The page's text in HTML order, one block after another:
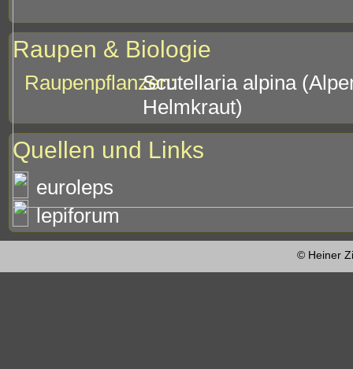
Raupen & Biologie
Raupenpflanzen:Scutellaria alpina
Helmkraut)
Quellen und Links
euroleps
lepiforum
© Heiner